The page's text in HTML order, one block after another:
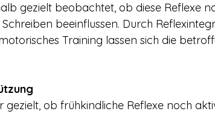
gezielt beobachtet, ob diese Reflexe
beeinflussen. Durch
Training lassen sich die
gezielt, ob frühkindliche Reflexe noch